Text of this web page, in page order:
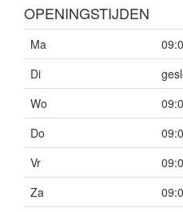
OPENINGSTIJDEN
Ma
Di
Wo
Do
Vr
Za